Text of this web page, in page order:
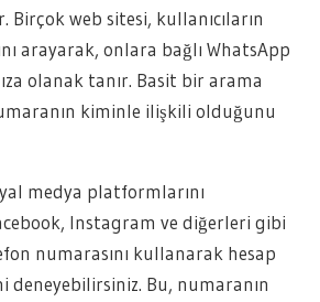
Birçok web sitesi, kullanıcıların
arayarak, onlara bağlı WhatsApp
olanak tanır. Basit bir arama
kiminle ilişkili olduğunu
medya platformlarını
Instagram ve diğerleri gibi
numarasını kullanarak hesap
deneyebilirsiniz. Bu, numaranın